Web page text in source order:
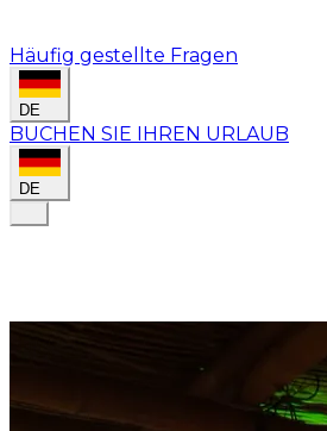
Häufig gestellte Fragen
DE
BUCHEN SIE IHREN URLAUB
DE